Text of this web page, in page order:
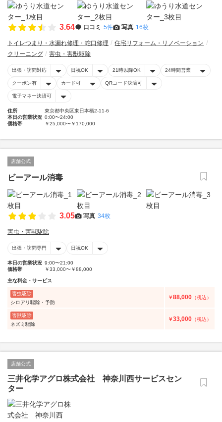
3.64 口コミ 5件 写真 16枚
トイレつまり・水漏れ修理・蛇口修理
住宅リフォーム・リノベーション
クリーニング
害虫・害獣駆除
出張・訪問対応 日祝OK 21時以降OK 24時間営業
クーポン有 カード可 QRコード決済可
電子マネー決済可
住所
東京都中央区東日本橋2-11-6
本日の営業状況 0:00〜24:00
価格帯
￥25,000〜￥170,000
店舗公式
ビーアール消毒
3.05 写真 34枚
害虫・害獣駆除
出張・訪問専門 日祝OK
本日の営業状況 9:00〜21:00
価格帯
￥33,000〜￥88,000
主な料金・サービス
害虫駆除
シロアリ駆除・予防
￥88,000 （税込）
害獣駆除
ネズミ駆除
￥33,000 （税込）
店舗公式
三井化学アグロ株式会社 神奈川西サービスセン
ター